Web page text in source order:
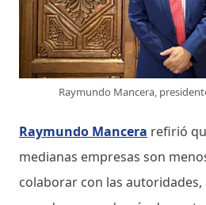
Raymundo Mancera,
Raymundo Mancera refirió
medianas empresas son
colaborar con las autoridades,